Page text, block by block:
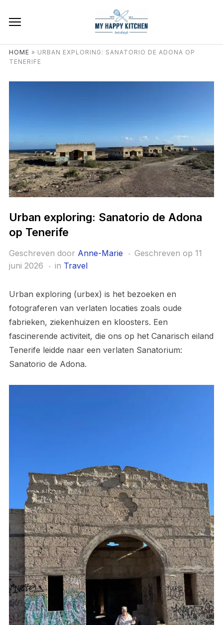
HOME » URBAN EXPLORING: SANATORIO DE ADONA OP
TENERIFE
Urban exploring: Sanatorio de Adona
op Tenerife
Geschreven door Anne-Marie Geschreven op 11
juni 2026
in Travel
Urban exploring (urbex) is het bezoeken en
fotograferen van verlaten locaties zoals oude
fabrieken, ziekenhuizen en kloosters. Een
fascinerende activiteit, die ons op het Canarisch eiland
Tenerife leidde naar een verlaten Sanatorium:
Sanatorio de Adona.